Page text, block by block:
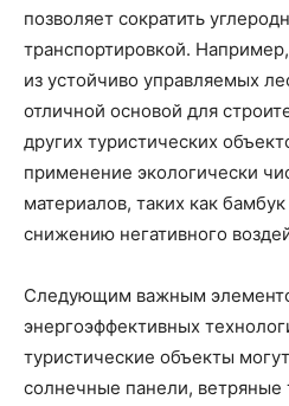
позволяет сократить
транспортировкой.
из устойчиво управляемых
отличной основой для
других туристических
применение экологически
материалов, таких как
снижению негативного
Следующим важным
энергоэффективных
туристические объекты
солнечные панели,